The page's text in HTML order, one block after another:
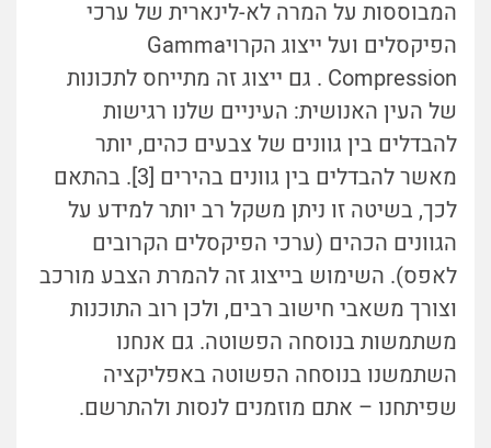
המבוססות על המרה לא-לינארית של ערכי
הפיקסלים ועל ייצוג הקרויGamma
Compression . גם ייצוג זה מתייחס לתכונות
של העין האנושית: העיניים שלנו רגישות
להבדלים בין גוונים של צבעים כהים, יותר
מאשר להבדלים בין גוונים בהירים [3]. בהתאם
לכך, בשיטה זו ניתן משקל רב יותר למידע על
הגוונים הכהים (ערכי הפיקסלים הקרובים
לאפס). השימוש בייצוג זה להמרת הצבע מורכב
וצורך משאבי חישוב רבים, ולכן רוב התוכנות
משתמשות בנוסחה הפשוטה. גם אנחנו
השתמשנו בנוסחה הפשוטה באפליקציה
שפיתחנו – אתם מוזמנים לנסות ולהתרשם.